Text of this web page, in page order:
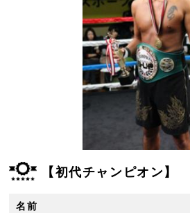
【初代チャンピオン
名前